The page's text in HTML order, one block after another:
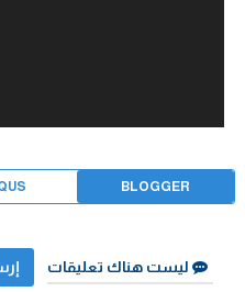
BLOGGER
ليست هناك تعليقات